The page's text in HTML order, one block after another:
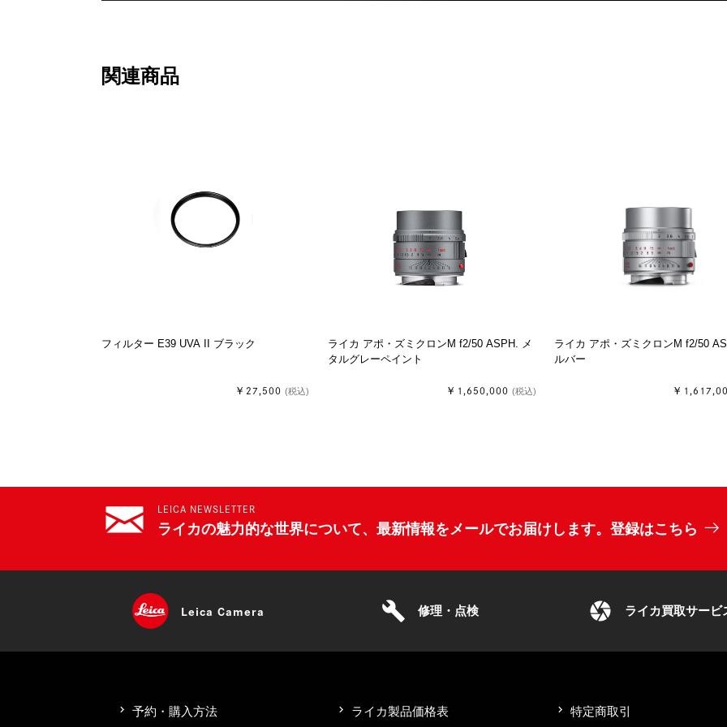
関連商品
フィルター E39 UVA II ブラック
￥27,500 (税込)
ライカ アポ・ズミクロンM f2/50 ASPH. メ
タルグレーペイント
￥1,650,000 (税込)
ライカ アポ・ズミクロンM f2/50
ルバー
￥
LEICA NEWSLETTER
ライカの魅力的な世界について、最新情報をメールでお届けします。登録はこちら
Leica Camera build 修理・点検 camera ライカ買取サービ
予約・購入方法 ライカ製品価格表 特定商取引